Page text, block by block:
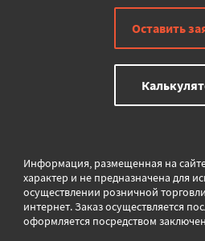
Оставить
Информация, размещенная на
характер и не предназначена для
осуществлении розничной
интернет. Заказ осуществляется
оформляется посредством